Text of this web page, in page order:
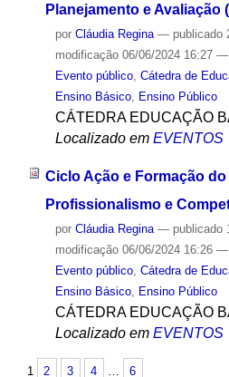
Planejamento e Avaliação
por Cláudia Regina — publicado
modificação06/06/2024 16:27 —
Evento público, Cátedra de
Ensino Básico, Ensino Público
CÁTEDRA EDUCAÇÃO
Localizado em EVENTOS
Ciclo Ação e Formação
Profissionalismo e
por Cláudia Regina — publicado
modificação06/06/2024 16:26 —
Evento público, Cátedra de
Ensino Básico, Ensino Público
CÁTEDRA EDUCAÇÃO
Localizado em EVENTOS
1 2 3 4 … 6